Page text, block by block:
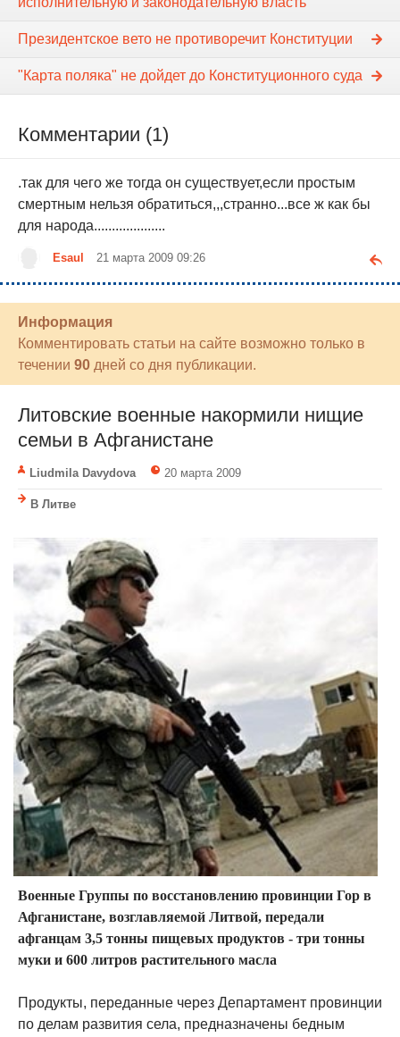
Президентское вето не противоречит Конституции
"Карта поляка" не дойдет до Конституционного суда
Комментарии (1)
.так для чего же тогда он существует,если простым
смертным нельзя обратиться,,,странно...все ж как бы
для народа....................
Esaul 21 марта 2009 09:26
Информация
Комментировать статьи на сайте возможно только в
течении 90 дней со дня публикации.
Литовские военные накормили нищие
семьи в Афганистане
Liudmila Davydova 20 марта 2009
В Литве
Военные Группы по восстановлению провинции Гор в
Афганистане, возглавляемой Литвой, передали
афганцам 3,5 тонны пищевых продуктов - три тонны
муки и 600 литров растительного масла
Продукты, переданные через Департамент провинции
по делам развития села, предназначены бедным